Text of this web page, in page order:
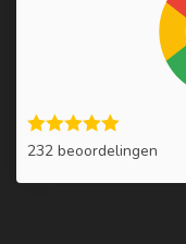
232 beoordelingen